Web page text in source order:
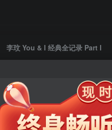
李玟 You & I 经典全记录 Part I
￥9.9 限时特惠
￥99